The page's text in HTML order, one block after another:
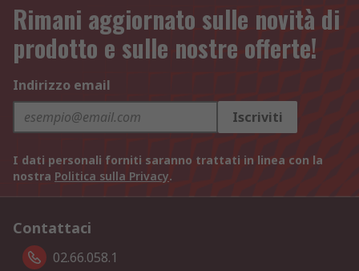
Rimani aggiornato sulle novità di
prodotto e sulle nostre offerte!
Indirizzo email
Iscriviti
I dati personali forniti saranno trattati in linea con la
nostra Politica sulla Privacy.
Contattaci
02.66.058.1